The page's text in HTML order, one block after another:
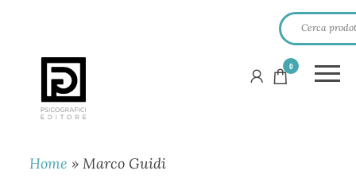
PSICOGRAFICI
EDITORE
0
Home »Marco Guidi